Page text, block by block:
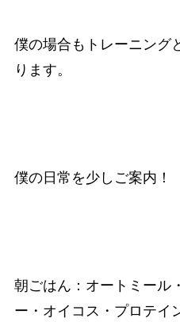
僕の場合もトレーニング
ります。
僕の日常を少しご案内！
朝ごはん：オートミール
ー・オイコス・プロテイ